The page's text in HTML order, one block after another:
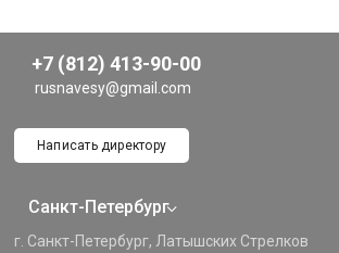
+7 (812) 413-90-00
rusnavesy@gmail.com
Написать директору
Санкт-Петербург
г. Санкт-Петербург, Латышских Стрелков